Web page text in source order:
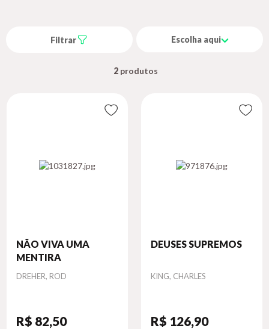
Filtrar Escolha aqui
2
NÃO VIVA UMA
MENTIRA
Autor
DREHER, ROD
R$ 82,50
DEUSES SUPREMOS
Autor
KING, CHARLES
R$ 126,90